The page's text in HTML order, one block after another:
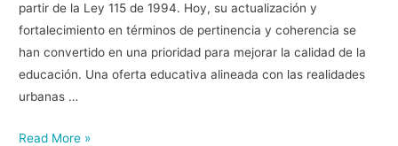
partir de la Ley 115 de 1994. Hoy, su actualización y
fortalecimiento en términos de pertinencia y coherencia se
han convertido en una prioridad para mejorar la calidad de la
educación. Una oferta educativa alineada con las realidades
urbanas …
Read More »